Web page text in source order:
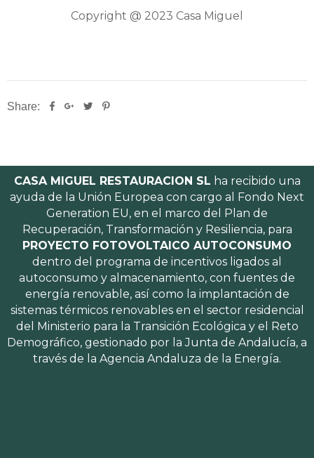
Copyright @ 2023 Casa Miguel
Share:
CASA MIGUEL RESTAURACION SL ha recibido una
ayuda de la Unión Europea con cargo al Fondo Next
Generation EU, en el marco del Plan de
Recuperación, Transformación y Resiliencia, para
PROYECTO FOTOVOLTAICO AUTOCONSUMO
dentro del programa de incentivos ligados al
autoconsumo y almacenamiento, con fuentes de
energía renovable, así como la implantación de
sistemas térmicos renovables en el sector residencial
del Ministerio para la Transición Ecológica y el Reto
Demográfico, gestionado por la Junta de Andalucía, a
través de la Agencia Andaluza de la Energía.